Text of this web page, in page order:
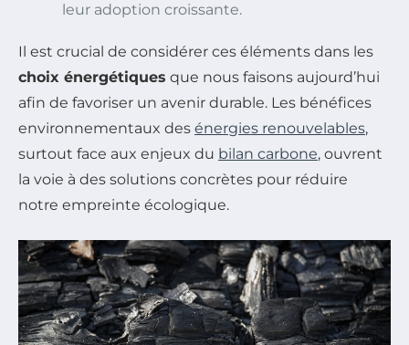
leur adoption croissante.
Il est crucial de considérer ces éléments dans les
choix énergétiques que nous faisons aujourd’hui
afin de favoriser un avenir durable. Les bénéfices
environnementaux des énergies renouvelables,
surtout face aux enjeux du bilan carbone, ouvrent
la voie à des solutions concrètes pour réduire
notre empreinte écologique.